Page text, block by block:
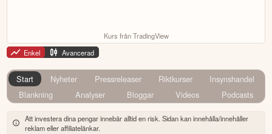
Kurs från TradingView
Enkel
Avancerad
Start Nyheter Pressreleaser Riktkurser
Insynshandel
Blankning
Analyser Bloggar Videos Podcasts
Att investera dina pengar innebär alltid en risk. Sidan kan innehålla/innehåller
reklam eller affiliatelänkar.